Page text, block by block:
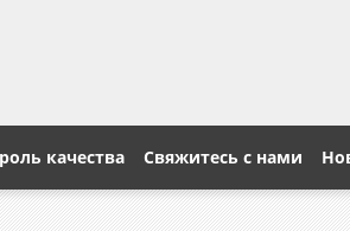
качества Свяжитесь с нами